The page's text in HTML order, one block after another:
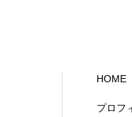
HOME
プロフ